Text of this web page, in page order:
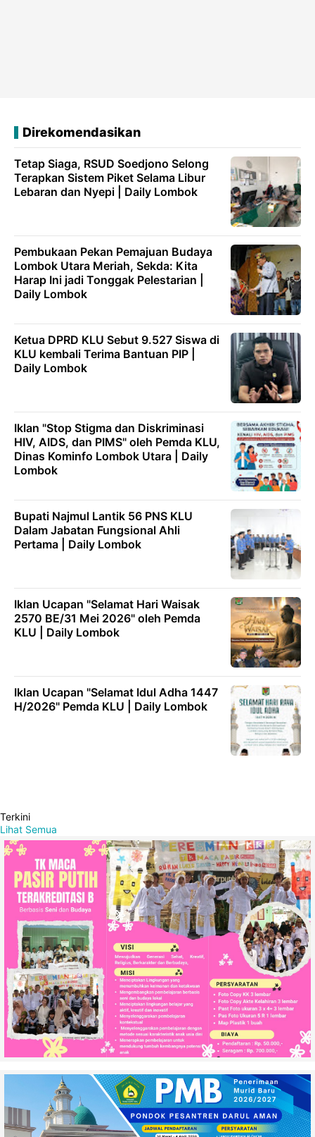
Direkomendasikan
Tetap Siaga, RSUD Soedjono Selong
Terapkan Sistem Piket Selama Libur
Lebaran dan Nyepi | Daily Lombok
Pembukaan Pekan Pemajuan Budaya
Lombok Utara Meriah, Sekda: Kita
Harap Ini jadi Tonggak Pelestarian |
Daily Lombok
Ketua DPRD KLU Sebut 9.527 Siswa di
KLU kembali Terima Bantuan PIP |
Daily Lombok
Iklan "Stop Stigma dan Diskriminasi
HIV, AIDS, dan PIMS" oleh Pemda KLU,
Dinas Kominfo Lombok Utara | Daily
Lombok
Bupati Najmul Lantik 56 PNS KLU
Dalam Jabatan Fungsional Ahli
Pertama | Daily Lombok
Iklan Ucapan "Selamat Hari Waisak
2570 BE/31 Mei 2026" oleh Pemda
KLU | Daily Lombok
Iklan Ucapan "Selamat Idul Adha 1447
H/2026" Pemda KLU | Daily Lombok
Terkini
Lihat Semua